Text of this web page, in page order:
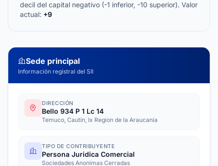
decil del capital negativo (-1 inferior, -10 superior). Valor
actual: +9
Sede principal
Información registral del SII
DIRECCIÓN
Bello 934 P 1 Lc 14
Temuco, Cautín, Ix Region de la Araucania
TIPO DE CONTRIBUYENTE
Persona Juridica Comercial
Sociedades Anonimas Cerradas